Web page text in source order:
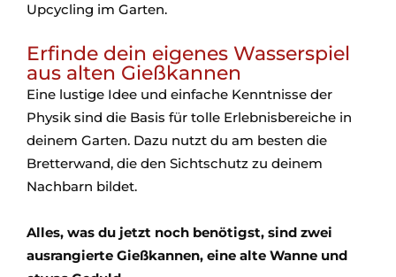
Upcycling im Garten.
Erfinde dein eigenes Wasserspiel
aus alten Gießkannen
Eine lustige Idee und einfache Kenntnisse der
Physik sind die Basis für tolle Erlebnisbereiche in
deinem Garten. Dazu nutzt du am besten die
Bretterwand, die den Sichtschutz zu deinem
Nachbarn bildet.
Alles, was du jetzt noch benötigst, sind zwei
ausrangierte Gießkannen, eine alte Wanne und